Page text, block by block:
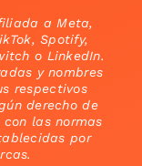
a Meta,
Spotify,
o LinkedIn.
y nombres
respectivos
derecho de
las normas
por